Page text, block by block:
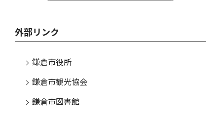
外部リンク
鎌倉市役所
鎌倉市観光協会
鎌倉市図書館